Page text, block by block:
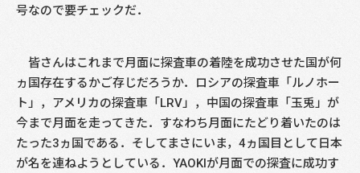
号なので要チェックだ．
皆さんはこれまで月面に探査車の着陸を成功させた国が何
ヵ国存在するかご存じだろうか．ロシアの探査車「ルノホー
ト」，アメリカの探査車「LRV」，中国の探査車「玉兎」が
今まで月面を走ってきた．すなわち月面にたどり着いたのは
たった3ヵ国である．そしてまさにいま，4ヵ国目として日本
が名を連ねようとしている．YAOKIが月面での探査に成功す